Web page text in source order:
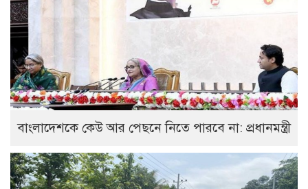
বাংলাদেশকে কেউ আর পেছনে নিতে পারবে না: প্রধানমন্ত্রী